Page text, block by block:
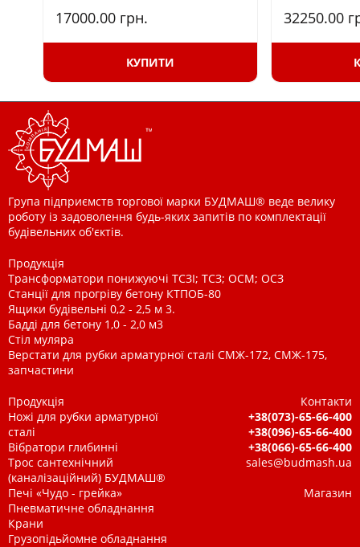
17000.00 грн.
КУПИТИ
32250.00
Група підприємств торгової марки БУДМАШ® веде велику
роботу із задоволення будь-яких запитів по комплектації
будівельних об'єктів.
Продукція
Трансформатори понижуючі ТСЗІ; ТСЗ; ОСМ; ОСЗ
Станції для прогріву бетону КТПОБ-80
Ящики будівельні 0,2 - 2,5 м 3.
Бадді для бетону 1,0 - 2,0 м3
Стіл муляра
Верстати для рубки арматурної сталі СМЖ-172, СМЖ-175,
запчастини
Продукція
Ножі для рубки арматурної
сталі
Вібратори глибинні
Трос сантехнічний
(каналізаційний) БУДМАШ®
Печі «Чудо - грейка»
Пневматичне обладнання
Крани
Грузопідьйомне обладнання
Контакти
+38(073)-65-66-400
+38(096)-65-66-400
+38(066)-65-66-400
sales@budmash.ua
Магазин